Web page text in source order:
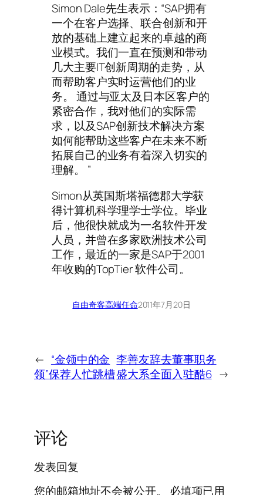
Simon Dale先生表示：“SAP拥有
一个在客户选择、联合创新和开
放的基础上建立起来的卓越的商
业模式。我们一直在预测和带动
几大主要IT创新周期的走势，从
而帮助客户实时运营他们的业
务。 通过与亚太及日本区客户的
紧密合作，我对他们的实际需
求，以及SAP创新技术解决方案
如何能帮助这些客户在未来不断
拓展自己的业务有着深入切实的
理解。 ”
Simon从英国斯塔福德郡大学获
得计算机科学理学士学位。毕业
后，他很快就成为一名软件开发
人员，并曾在多家欧洲技术公司
工作，最近的一家是SAP于2001
年收购的TopTier 软件公司。
自由奇客高端任命2011年7月20日
← “金领中的金
领”保荐人忙跳槽
李善友辞去董事职务
盛大系全面入驻酷6 →
评论
发表回复
您的邮箱地址不会被公开。
必填项已用